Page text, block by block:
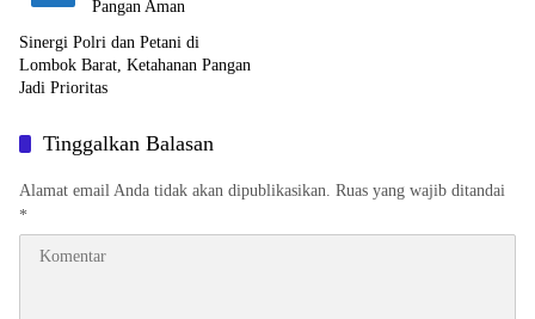
Sinergi Polri dan Petani di
Lombok Barat, Ketahanan Pangan
Jadi Prioritas
Tinggalkan Balasan
Alamat email Anda tidak akan dipublikasikan. Ruas yang wajib ditandai
*